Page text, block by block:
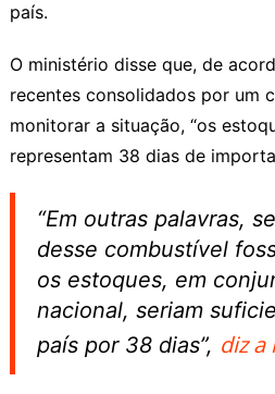
país.
O ministério disse que, de
recentes consolidados por um
monitorar a situação, “os
representam 38 dias de
“Em outras palavras,
desse combustível
os estoques, em
nacional, seriam
país por 38 dias”, diz a